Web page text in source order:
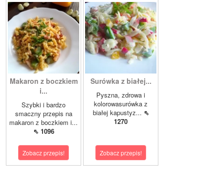
Makaron z boczkiem
i...
Szybki i bardzo
smaczny przepis na
makaron z boczkiem i...
⇖ 1096
Zobacz przepis!
Surówka z białej...
Pyszna, zdrowa i
kolorowasurówka z
białej kapustyz... ⇖
1270
Zobacz przepis!